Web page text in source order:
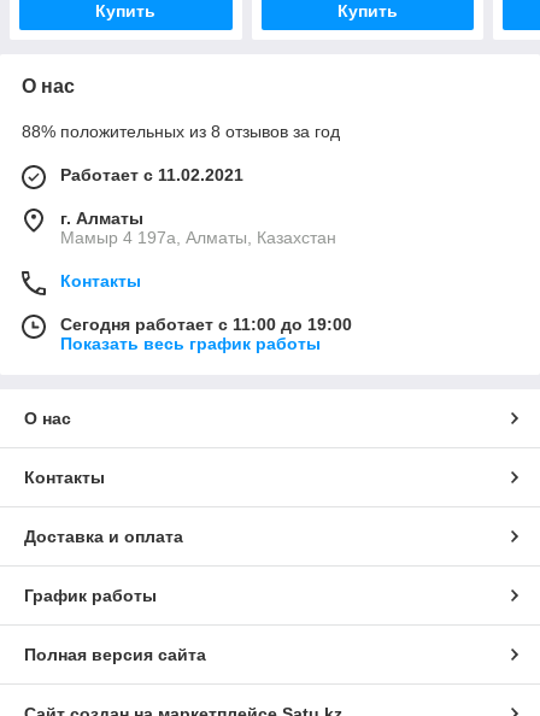
Купить Купить
О нас
88% положительных из 8 отзывов за год
Работает с 11.02.2021
г. Алматы
Мамыр 4 197а, Алматы, Казахстан
Контакты
Сегодня работает с 11:00 до 19:00
Показать весь график работы
О нас
Контакты
Доставка и оплата
График работы
Полная версия сайта